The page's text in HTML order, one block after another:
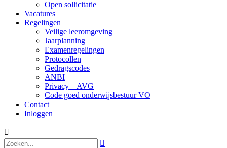
Open sollicitatie
Vacatures
Regelingen
Veilige leeromgeving
Jaarplanning
Examenregelingen
Protocollen
Gedragscodes
ANBI
Privacy – AVG
Code goed onderwijsbestuur VO
Contact
Inloggen

